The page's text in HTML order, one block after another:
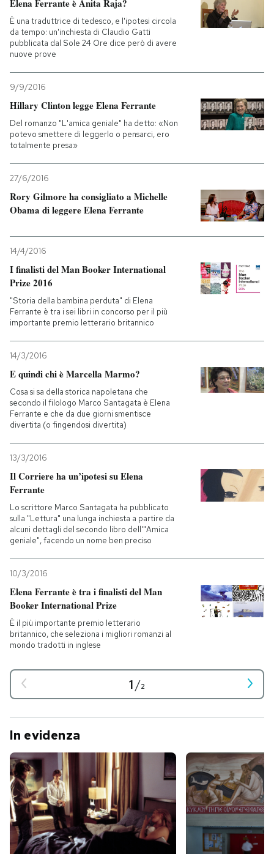
Elena Ferrante è Anita Raja?
È una traduttrice di tedesco, e l'ipotesi circola
da tempo: un'inchiesta di Claudio Gatti
pubblicata dal Sole 24 Ore dice però di avere
nuove prove
9/9/2016
Hillary Clinton legge Elena Ferrante
Del romanzo "L'amica geniale" ha detto: «Non
potevo smettere di leggerlo o pensarci, ero
totalmente presa»
27/6/2016
Rory Gilmore ha consigliato a Michelle
Obama di leggere Elena Ferrante
14/4/2016
I finalisti del Man Booker International
Prize 2016
"Storia della bambina perduta" di Elena
Ferrante è tra i sei libri in concorso per il più
importante premio letterario britannico
14/3/2016
E quindi chi è Marcella Marmo?
Cosa si sa della storica napoletana che
secondo il filologo Marco Santagata è Elena
Ferrante e che da due giorni smentisce
divertita (o fingendosi divertita)
13/3/2016
Il Corriere ha un’ipotesi su Elena
Ferrante
Lo scrittore Marco Santagata ha pubblicato
sulla "Lettura" una lunga inchiesta a partire da
alcuni dettagli del secondo libro dell'"Amica
geniale", facendo un nome ben preciso
10/3/2016
Elena Ferrante è tra i finalisti del Man
Booker International Prize
È il più importante premio letterario
britannico, che seleziona i migliori romanzi al
mondo tradotti in inglese
1/2
In evidenza